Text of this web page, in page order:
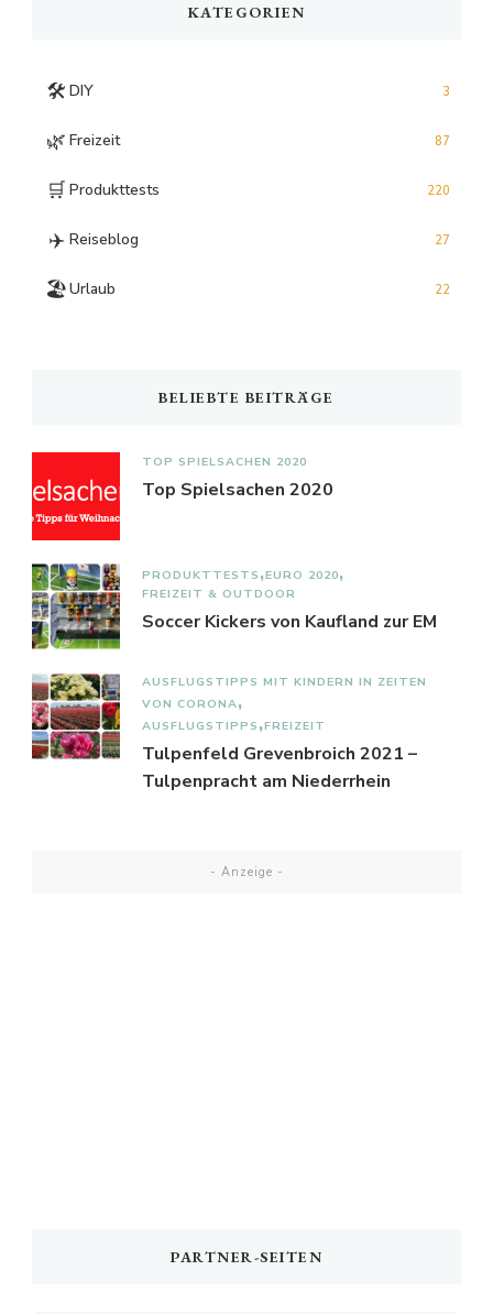
KATEGORIEN
🛠️ DIY 3
🌿 Freizeit 87
🛒 Produkttests 220
✈️ Reiseblog 27
🏖️Urlaub 22
BELIEBTE BEITRÄGE
TOP SPIELSACHEN 2020
Top Spielsachen 2020
PRODUKTTESTS EURO 2020
FREIZEIT & OUTDOOR
Soccer Kickers von Kaufland zur EM
AUSFLUGSTIPPS MIT KINDERN IN ZEITEN
VON CORONA
AUSFLUGSTIPPS FREIZEIT
Tulpenfeld Grevenbroich 2021 –
Tulpenpracht am Niederrhein
- Anzeige -
PARTNER-SEITEN